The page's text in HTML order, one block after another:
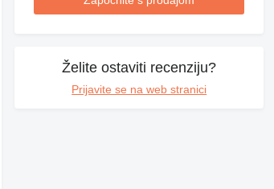
Želite ostaviti recenziju?
Prijavite se na web stranici